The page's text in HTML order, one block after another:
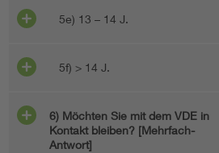
5e) 13 – 14 J.
5f) > 14 J.
6) Möchten Sie mit dem VDE in
Kontakt bleiben? [Mehrfach-
Antwort]